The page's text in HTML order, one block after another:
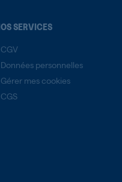
SERVICES
CGV
Données personnelles
Gérer mes cookies
CGS